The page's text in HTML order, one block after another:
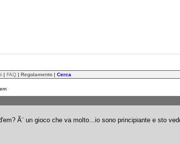
| FAQ | Regolamento | Cerca
Ã¨ un gioco che va molto...io sono principiante e sto